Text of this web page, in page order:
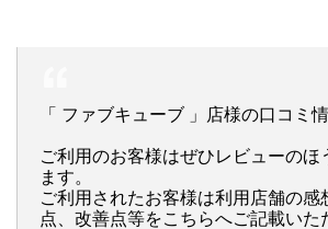
「 ファブキューブ 」店様の口コミ
ご利用のお客様はぜひレビューのほ
ます。
ご利用されたお客様は利用店舗の感
点、改善点等をこちらへご記載いた